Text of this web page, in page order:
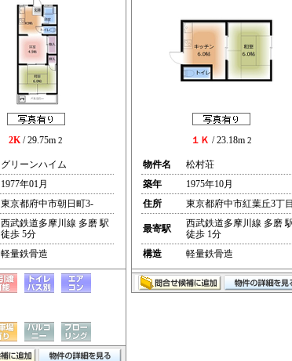
2K/ 29.75m 2
グリーンハイム
1977年01月
東京都府中市朝日町3-
西武鉄道多摩川線 多磨 駅
徒歩 5分
軽量鉄骨造
１Ｋ / 23.18m 2
物件名
松村荘
築年
1975年10月
住所
東京都府中市紅葉丘3丁
最寄駅
西武鉄道多摩川線 多磨
徒歩 1分
構造
軽量鉄骨造